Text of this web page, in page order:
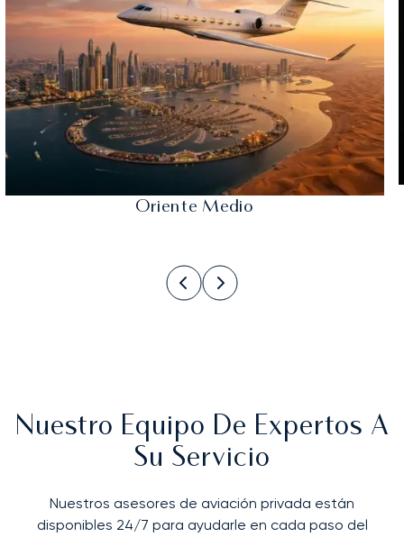
Oriente Medio
Nuestro Equipo De Expertos A
Su Servicio
Nuestros asesores de aviación privada están
disponibles 24/7 para ayudarle en cada paso del